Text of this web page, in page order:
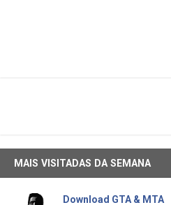
MAIS VISITADAS DA SEMANA
Download GTA & MTA